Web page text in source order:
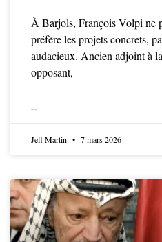
À Barjols, François Volpi ne
préfère les projets concrets,
audacieux. Ancien adjoint à
opposant,
Jeff Martin 7 mars 2026